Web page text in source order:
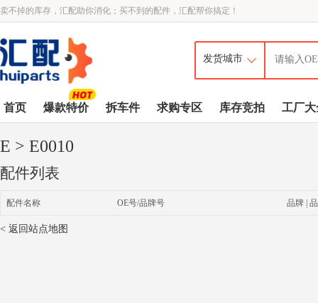
卖不掉的库存，汇配助你消化；买不到的配件，汇配帮你搞定！
首页 爆款特价 拆车件 求购专区 库存竞拍 工厂大
E > E0010
配件列表
配件名称 OE号/品牌号 品牌 |
< 返回站点地图